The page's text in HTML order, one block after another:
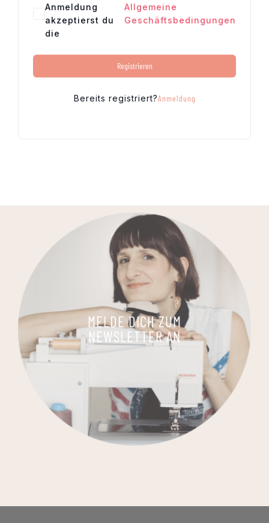
Anmeldung
akzeptierst du
die
Allgemeine
Geschäftsbedingungen
Registrieren
Bereits registriert?Anmeldung
MELDE DICH ZUM
NEWSLETTER AN